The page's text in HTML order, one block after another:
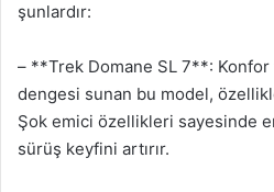
şunlardır:
– **Trek Domane SL 7**: Konfor
dengesi sunan bu model,
Şok emici özellikleri sayesinde
sürüş keyfini artırır.